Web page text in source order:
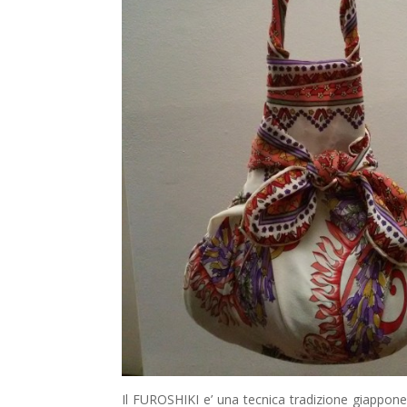
Il FUROSHIKI e’ una tecnica tradizione